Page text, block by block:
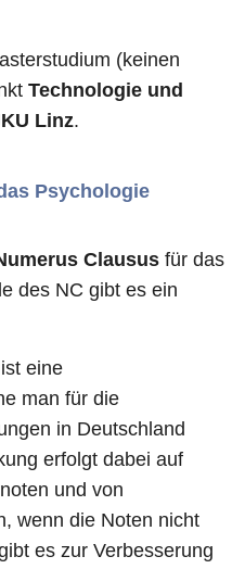
(keinen
Technologie und
Linz.
Psychologie
Clausus für das
des NC gibt es ein
ist eine
man für die
in Deutschland
erfolgt dabei auf
und von
wenn die Noten nicht
es zur Verbesserung